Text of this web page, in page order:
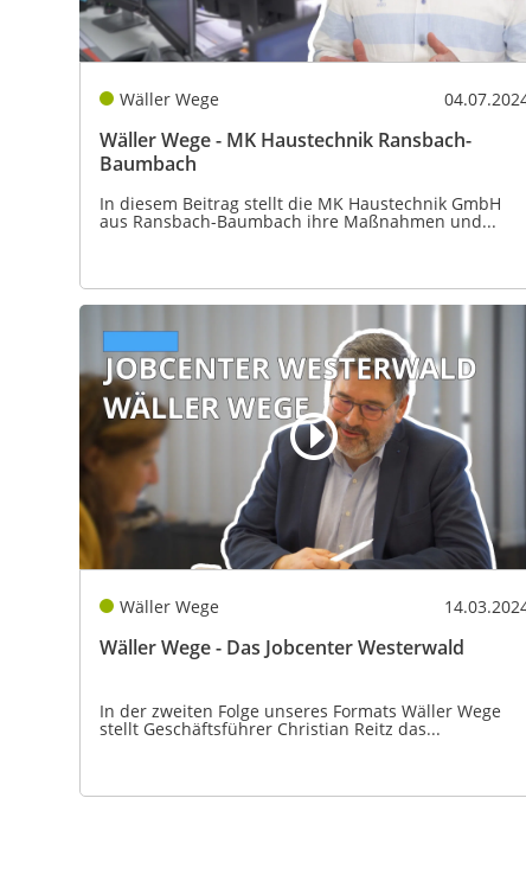
Wäller Wege
Wäller Wege - MK Haustechnik Ransbach-
Baumbach
In diesem Beitrag stellt die MK Haustechnik GmbH
aus Ransbach-Baumbach ihre Maßnahmen und...
Wäller Wege
Wäller Wege - Das Jobcenter Westerwald
In der zweiten Folge unseres Formats Wäller Wege
stellt Geschäftsführer Christian Reitz das...